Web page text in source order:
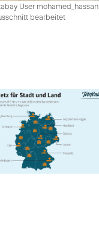
User mohamed_hassan
bearbeitet